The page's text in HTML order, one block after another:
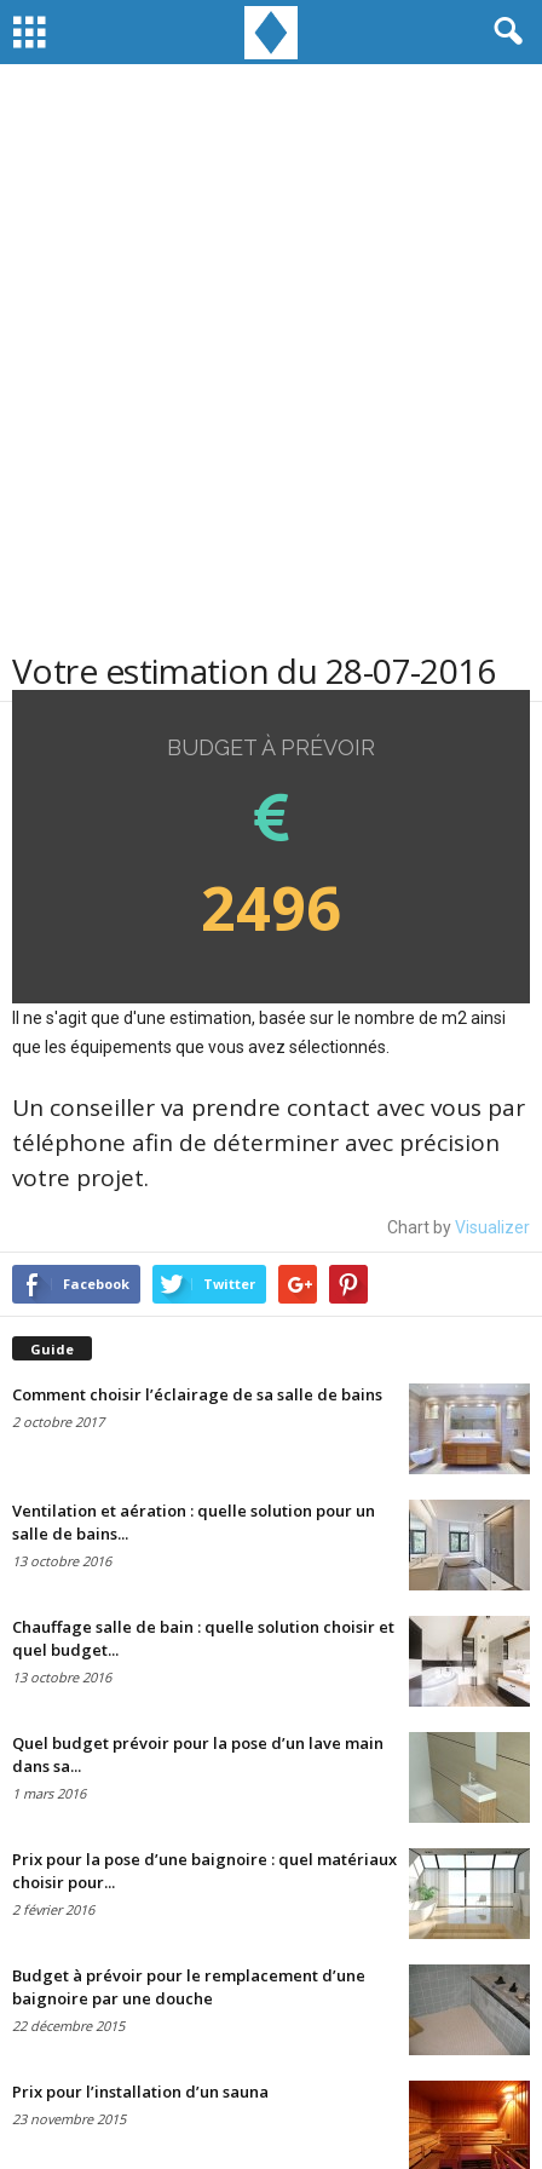
Votre estimation du 28-07-2016
BUDGET À PRÉVOIR
2496
Il ne s'agit que d'une estimation, basée sur le nombre de m2 ainsi
que les équipements que vous avez sélectionnés.
Un conseiller va prendre contact avec vous par
téléphone afin de déterminer avec précision
votre projet.
Chart byVisualizer
Facebook Twitter
Guide
Comment choisir l’éclairage de sa salle de bains
2 octobre 2017
Ventilation et aération : quelle solution pour un
salle de bains...
13 octobre 2016
Chauffage salle de bain : quelle solution choisir et
quel budget...
13 octobre 2016
Quel budget prévoir pour la pose d’un lave main
dans sa...
1 mars 2016
Prix pour la pose d’une baignoire : quel matériaux
choisir pour...
2 février 2016
Budget à prévoir pour le remplacement d’une
baignoire par une douche
22 décembre 2015
Prix pour l’installation d’un sauna
23 novembre 2015